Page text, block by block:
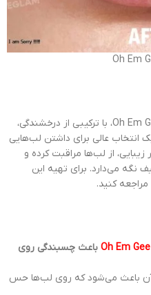
لیپ گلاس حجم دهنده لب شیگلم Oh Em Gee، با ترکیبی از درخشندگی،
عالی برای داشتن لب‌هایی
از لب‌ها مراقبت کرده و
نگه می‌دارد. برای تهیه این
مراجعه کنید.
Oh Em Gee باعث چسبندگی روی
آن باعث می‌شود که روی لب‌ها حس